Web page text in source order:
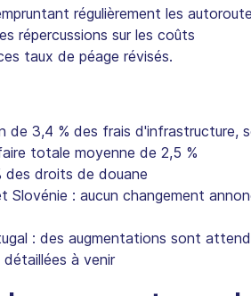
régulièrement les
répercussions sur les coûts
taux de péage révisés.
de 3,4 % des frais d'infrastructure,
totale moyenne de 2,5 %
des droits de douane
Slovénie : aucun changement
: des augmentations sont
à venir